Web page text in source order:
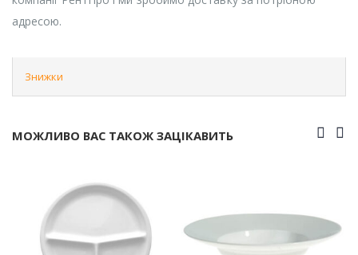
адресою.
Знижки
МОЖЛИВО ВАС ТАКОЖ ЗАЦІКАВИТЬ